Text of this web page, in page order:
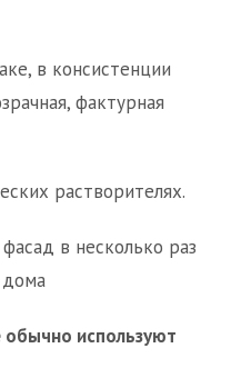
в консистенции
фактурная
растворителях.
в несколько раз
дома
обычно используют